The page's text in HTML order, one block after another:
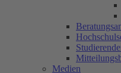
Medien